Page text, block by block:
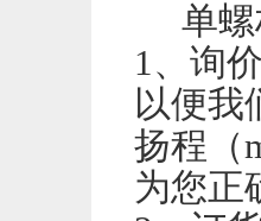
单螺
1、询
以便我
扬程（
为您正